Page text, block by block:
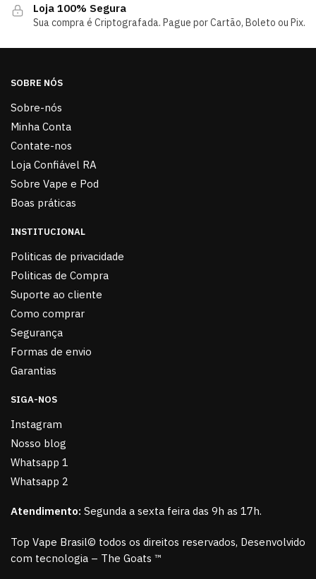
Loja 100% Segura
Sua compra é Criptografada. Pague por Cartão, Boleto ou Pix.
SOBRE NÓS
Sobre-nós
Minha Conta
Contate-nos
Loja Confiável RA
Sobre Vape e Pod
Boas práticas
INSTITUCIONAL
Politicas de privacidade
Politicas de Compra
Suporte ao cliente
Como comprar
Segurança
Formas de envio
Garantias
SIGA-NOS
Instagram
Nosso blog
Whatsapp 1
Whatsapp 2
Atendimento: Segunda a sexta feira das 9h as 17h.
Top Vape Brasil© todos os direitos reservados, Desenvolvido
com tecnologia – The Goats ™